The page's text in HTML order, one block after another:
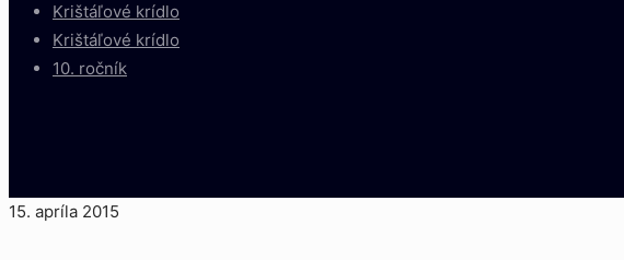
Krištáľové krídlo
Krištáľové krídlo
10. ročník
15. apríla 2015